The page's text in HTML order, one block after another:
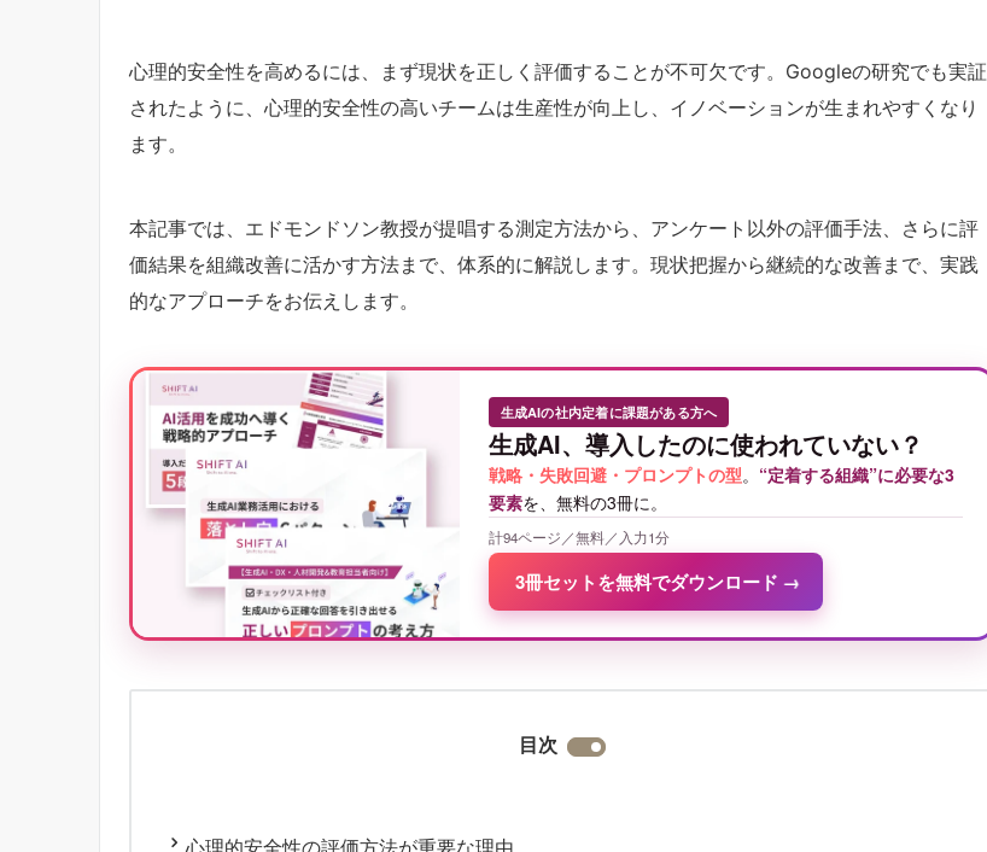
心理的安全性を高めるには、まず現状を正しく評価することが不可欠です。Googleの研究でも実証
されたように、心理的安全性の高いチームは生産性が向上し、イノベーションが生まれやすくなり
ます。
本記事では、エドモンドソン教授が提唱する測定方法から、アンケート以外の評価手法、さらに評
価結果を組織改善に活かす方法まで、体系的に解説します。現状把握から継続的な改善まで、実践
的なアプローチをお伝えします。
生成AIの社内定着に課題がある方へ
生成AI、導入したのに使われていない？
戦略・失敗回避・プロンプトの型。 “定着する組織”に必要な3
要素を、無料の3冊に。
計94ページ／無料／入力1分
3冊セットを無料でダウンロード →
目次
心理的安全性の評価方法が重要な理由